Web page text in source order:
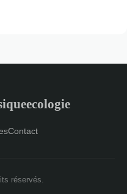
Contact
réservés.